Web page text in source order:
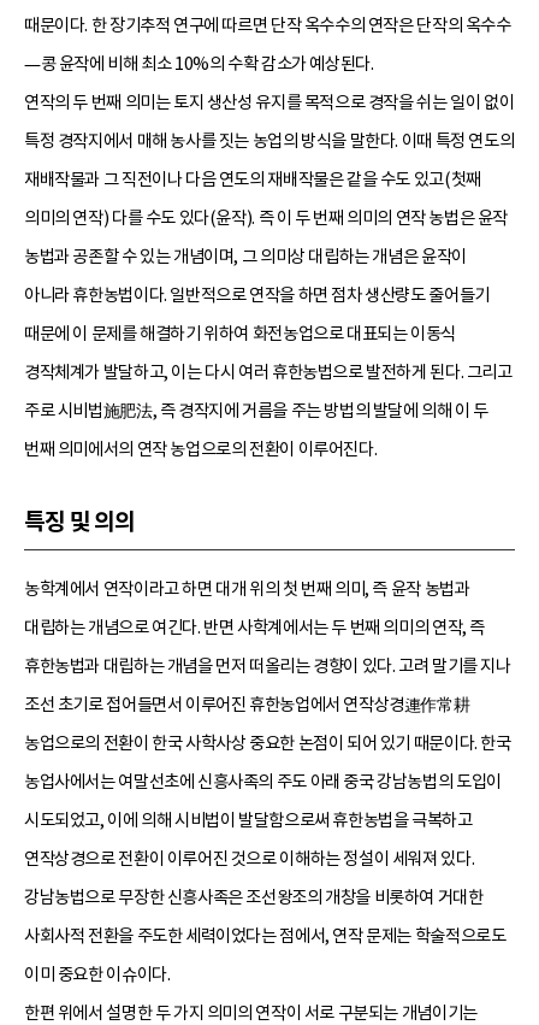
때문이다. 한 장기추적 연구에 따르면 단작 옥수수의 연작은 단작의 옥수수
—콩 윤작에 비해 최소 10%의 수확 감소가 예상된다.
연작의 두 번째 의미는 토지 생산성 유지를 목적으로 경작을 쉬는 일이 없이
특정 경작지에서 매해 농사를 짓는 농업의 방식을 말한다. 이때 특정 연도의
재배작물과 그 직전이나 다음 연도의 재배작물은 같을 수도 있고(첫째
의미의 연작) 다를 수도 있다(윤작). 즉 이 두 번째 의미의 연작 농법은 윤작
농법과 공존할 수 있는 개념이며, 그 의미상 대립하는 개념은 윤작이
아니라 휴한농법이다. 일반적으로 연작을 하면 점차 생산량도 줄어들기
때문에 이 문제를 해결하기 위하여 화전농업으로 대표되는 이동식
경작체계가 발달하고, 이는 다시 여러 휴한농법으로 발전하게 된다. 그리고
주로 시비법施肥法, 즉 경작지에 거름을 주는 방법의 발달에 의해 이 두
번째 의미에서의 연작 농업으로의 전환이 이루어진다.
특징 및 의의
농학계에서 연작이라고 하면 대개 위의 첫 번째 의미, 즉 윤작 농법과
대립하는 개념으로 여긴다. 반면 사학계에서는 두 번째 의미의 연작, 즉
휴한농법과 대립하는 개념을 먼저 떠올리는 경향이 있다. 고려 말기를 지나
조선 초기로 접어들면서 이루어진 휴한농업에서 연작상경連作常耕
농업으로의 전환이 한국 사학사상 중요한 논점이 되어 있기 때문이다. 한국
농업사에서는 여말선초에 신흥사족의 주도 아래 중국 강남농법의 도입이
시도되었고, 이에 의해 시비법이 발달함으로써 휴한농법을 극복하고
연작상경으로 전환이 이루어진 것으로 이해하는 정설이 세워져 있다.
강남농법으로 무장한 신흥사족은 조선왕조의 개창을 비롯하여 거대한
사회사적 전환을 주도한 세력이었다는 점에서, 연작 문제는 학술적으로도
이미 중요한 이슈이다.
한편 위에서 설명한 두 가지 의미의 연작이 서로 구분되는 개념이기는